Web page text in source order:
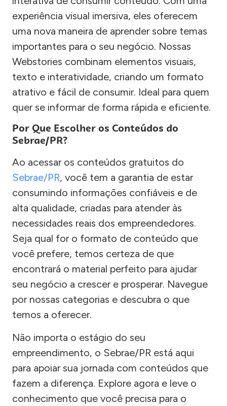
experiência visual imersiva, eles oferecem
uma nova maneira de aprender sobre temas
importantes para o seu negócio. Nossas
Webstories combinam elementos visuais,
texto e interatividade, criando um formato
atrativo e fácil de consumir. Ideal para quem
quer se informar de forma rápida e eficiente.
Por Que Escolher os Conteúdos do
Sebrae/PR?
Ao acessar os conteúdos gratuitos do
Sebrae/PR, você tem a garantia de estar
consumindo informações confiáveis e de
alta qualidade, criadas para atender às
necessidades reais dos empreendedores.
Seja qual for o formato de conteúdo que
você prefere, temos certeza de que
encontrará o material perfeito para ajudar
seu negócio a crescer e prosperar. Navegue
por nossas categorias e descubra o que
temos a oferecer.
Não importa o estágio do seu
empreendimento, o Sebrae/PR está aqui
para apoiar sua jornada com conteúdos que
fazem a diferença. Explore agora e leve o
conhecimento que você precisa para o